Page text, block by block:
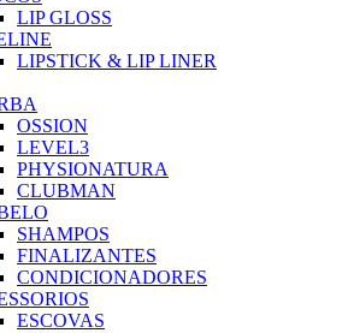
LIP GLOSS
LIPSTICK & LIP LINER
OSSION
LEVEL3
PHYSIONATURA
CLUBMAN
SHAMPOS
FINALIZANTES
CONDICIONADORES
ESCOVAS